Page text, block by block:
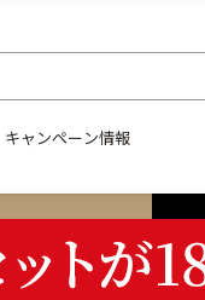
キャンペーン情報